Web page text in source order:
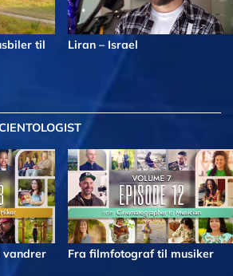
til
Liran – Israel
vandrer Fra filmfotograf til musiker